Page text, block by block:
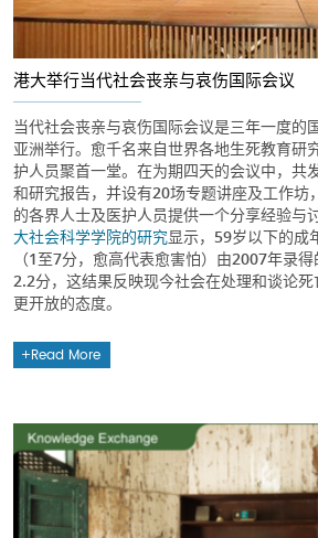
港大举行当代社会丧亲与哀伤国际会议
当代社会丧亲与哀伤国际会议是三年一度的
亚洲举行。愈千名来自世界各地生死教育研
护人员聚首一堂。在为期四天的会议中，共
和研究报告，并设有20场专题讲座及工作坊
的各界人士及医护人员提供一个分享经验与
大社会科学学院的研究显示，59岁以下的成
（1至7分，愈高代表愈害怕）由2007年录
2.2分，这结果反映现今社会在处理和谈论
更开放的态度。
Read More